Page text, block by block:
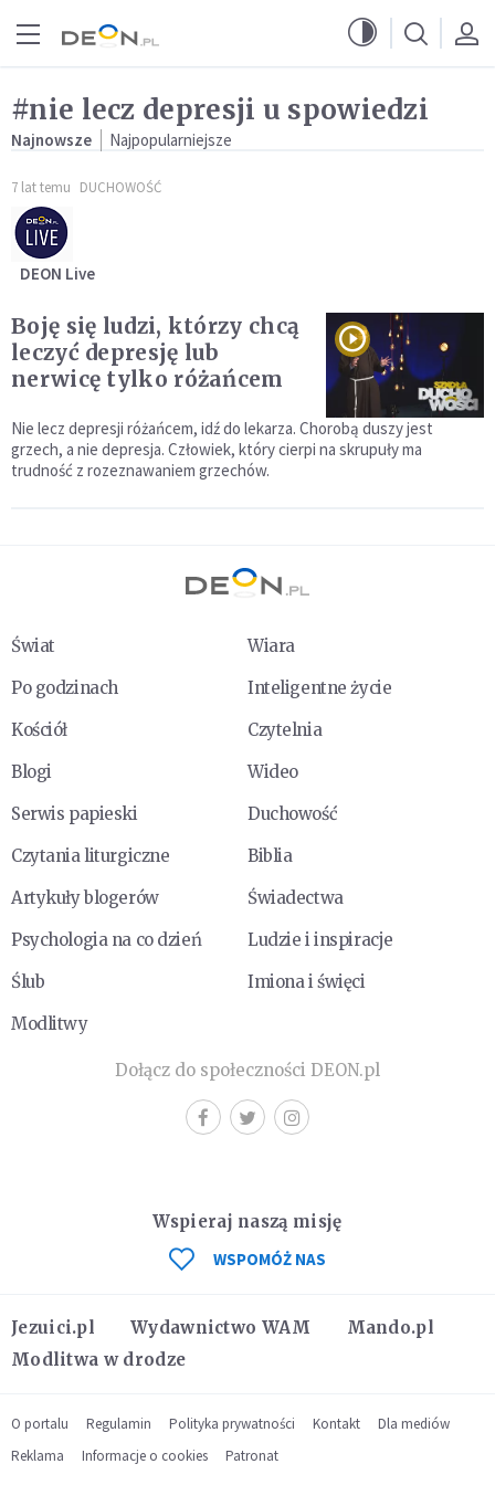
#nie lecz depresji u spowiedzi
Najnowsze Najpopularniejsze
7 lat temu DUCHOWOŚĆ
DEON Live
Boję się ludzi, którzy chcą
leczyć depresję lub
nerwicę tylko różańcem
Nie lecz depresji różańcem, idź do lekarza. Chorobą duszy jest
grzech, a nie depresja. Człowiek, który cierpi na skrupuły ma
trudność z rozeznawaniem grzechów.
Świat
Wiara
Po godzinach
Inteligentne życie
Kościół
Czytelnia
Blogi
Wideo
Serwis papieski
Duchowość
Czytania liturgiczne
Biblia
Artykuły blogerów
Świadectwa
Psychologia na co dzień
Ludzie i inspiracje
Ślub
Imiona i święci
Modlitwy
Dołącz do społeczności DEON.pl
Jezuici.pl Wydawnictwo WAM
Mando.pl
Modlitwa w drodze
Wspieraj naszą misję
WSPOMÓŻ NAS
O portalu Regulamin Polityka prywatności Kontakt
Dla mediów
Reklama
Informacje o cookies Patronat